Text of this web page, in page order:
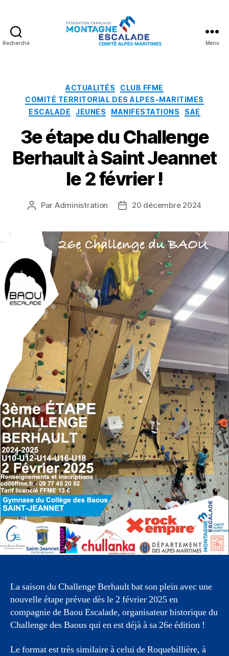
Recherche
Escalade
Menu
Catégories
ACTUALITÉS
CLUB FFME
COMITÉ TERRITORIAL DES ALPES-MARITIMES
ESCALADE
JEUNES MANIFESTATIONS SAE
3e étape du Challenge
Berhault à Saint Jeannet
le 2 février !
Auteur
Par Administration
Date20 décembre 2024
La saison du Challenge Berhault bat son plein avec une
nouvelle étape prévue dès le 2 février 2025 en
compagnie de Baou Escalade, organisateur historique du
Challenge des Baous qui en est déjà à sa 26e édition !
Le format est très similaire à celui de Roquebillière, à